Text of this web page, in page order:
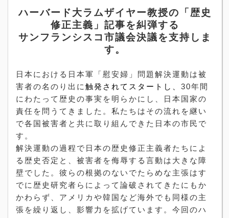
ハーバード大ラムザイヤー教授の「歴史
修正主義」記事を糾弾する
サンフランシスコ市議会決議を支持しま
す。
日本における日本軍「慰安婦」問題解決運動は被
害者の名のり出に 触発されてスタートし、 30年間
にわたって歴史の事実を明らかにし、日本国家の
責任を問うてきました。私たちはその流れを継い
で各国被害者と共に取り組んできた日本の市民で
す。
解決運動の過程で日本の歴史修正主義者たちによ
る歴史否定と、被害者を侮辱する言動は大きな障
壁でした。彼らの根拠のないでたらめな主張はす
でに歴史研究者らによって論破されてきたにもか
かわらず、アメリカや韓国など海外でも同様の主
張を繰り返し、影響力を拡げています。今回のハ